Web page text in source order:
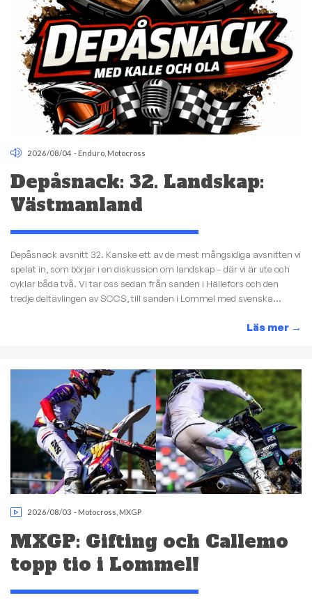
2026/08/04 - Enduro Motocross
Depåsnack: 32. Landskap:
Västmanland
Depåsnack avsnitt 32. Kanske ett av de mest mångsidiga avsnitten vi
spelat in, som börjar i en diskussion om landskap – där vi är ute och
cyklar båda två. Vi tar oss sedan från sanden i Hällefors och den
tredje deltävlingen av SCCS, till sanden i Lommel med svenska...
Läs mer →
2026/08/03 - Motocross MXGP
MXGP: Gifting och Callemo
topp tio i Lommel!